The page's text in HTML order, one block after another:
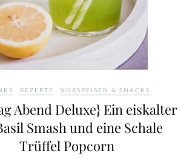
REZEPTE VORSPEISEN & SNACKS
Abend Deluxe} Ein eiskalter
Smash und eine Schale
Trüffel Popcorn